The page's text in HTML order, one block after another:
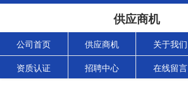
供应商机
公司首页 供应商机 关于我们
资质认证 招聘中心 在线留言